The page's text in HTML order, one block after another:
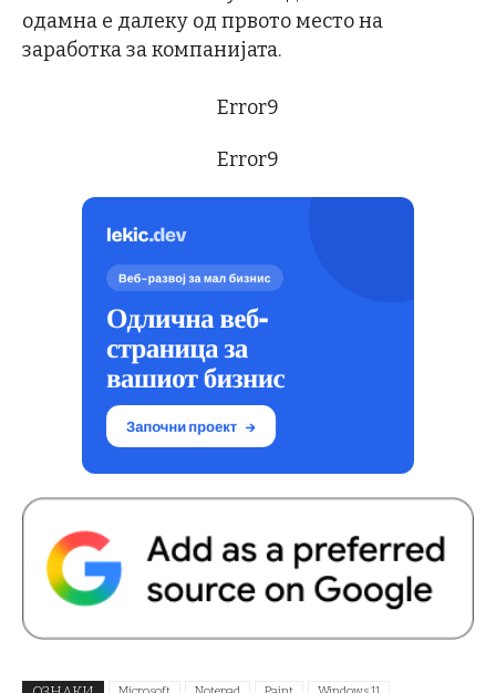
одамна е далеку од првото место на
заработка за компанијата.
Error9
Error9